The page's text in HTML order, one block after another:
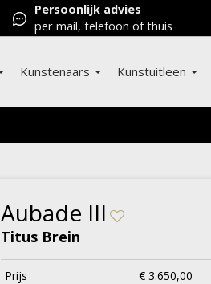
Persoonlijk advies
per mail, telefoon of thuis
Kunstenaars Kunstuitleen
Aubade III
Titus Brein
Prijs € 3.650,00